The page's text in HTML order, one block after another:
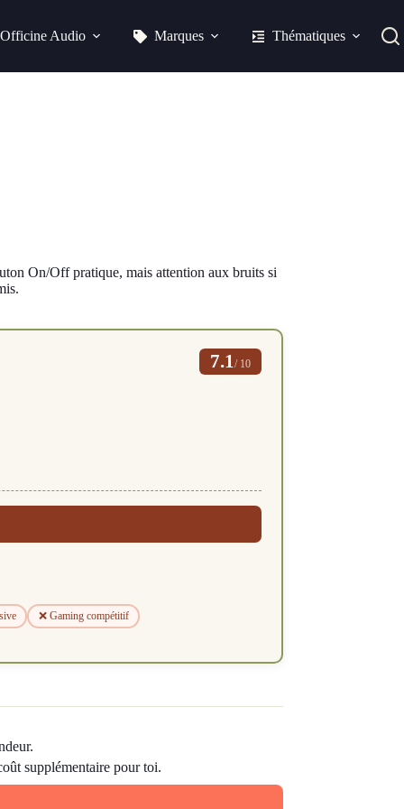
Audio Marques Thématiques
On/Off pratique, mais attention aux bruits si
7.1/ 10
❌ Gaming compétitif
supplémentaire pour toi.